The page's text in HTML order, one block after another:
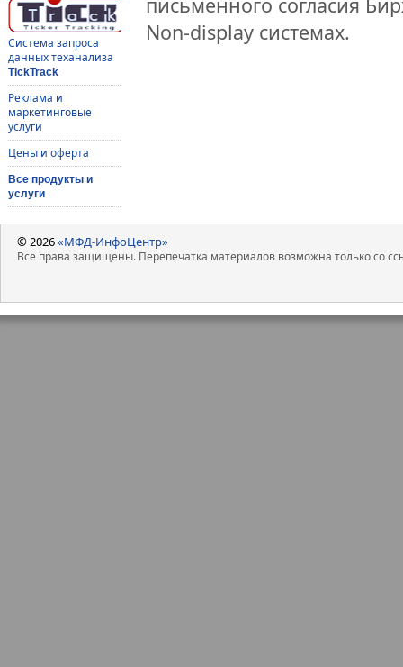
Система запроса
данных теханализа
TickTrack
Реклама и
маркетинговые
услуги
Цены и оферта
Все продукты и
услуги
Non-display системах.
© 2026«МФД-ИнфоЦентр»
Все права защищены. Перепечатка материалов возможна только со